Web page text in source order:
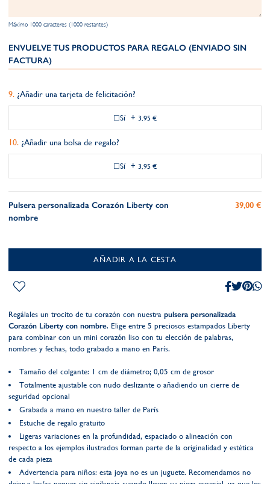
Máximo 1000 caracteres (1000 restantes)
ENVUELVE TUS PRODUCTOS PARA REGALO (ENVIADO SIN
FACTURA)
¿Añadir una tarjeta de felicitación?
Sí + 3,95 €
¿Añadir una bolsa de regalo?
Sí + 3,95 €
Pulsera personalizada Corazón Liberty con
nombre
39,00 €
AÑADIR A LA CESTA
Regálales un trocito de tu corazón con nuestra pulsera personalizada
Corazón Liberty con nombre. Elige entre 5 preciosos estampados Liberty
para combinar con un mini corazón liso con tu elección de palabras,
nombres y fechas, todo grabado a mano en París.
Tamaño del colgante: 1 cm de diámetro; 0,05 cm de grosor
Totalmente ajustable con nudo deslizante o añadiendo un cierre de
seguridad opcional
Grabada a mano en nuestro taller de París
Estuche de regalo gratuito
Ligeras variaciones en la profundidad, espaciado o alineación con
respecto a los ejemplos ilustrados forman parte de la originalidad y estética
de cada pieza
Advertencia para niños: esta joya no es un juguete. Recomendamos no